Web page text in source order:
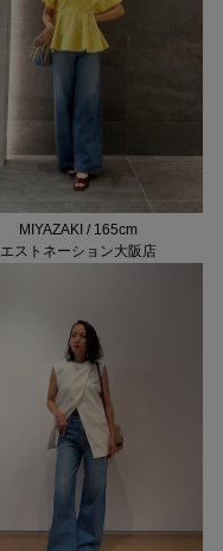
MIYAZAKI / 165cm
エストネーション大阪店